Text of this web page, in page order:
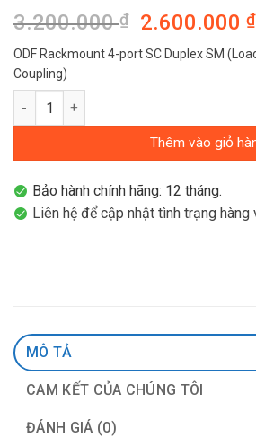
3.200.000₫
Giá
gốc
là:
2.600.000₫
ODF Rackmount 4-port SC Duplex SM
Coupling)
ODF 4FO Singlemode (2 SC DUPLEX)
Thêm vào giỏ
Bảo hành chính hãng: 12 tháng.
Liên hệ để cập nhật tình trạng hàng
MÔ TẢ
CAM KẾT CỦA CHÚNG TÔI
ĐÁNH GIÁ (0)